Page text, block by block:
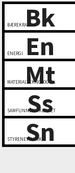
Bk
BÆREKRAFT
En
ENERGI
Mt
MATERIALTEKNOLOGI
Ss
SAMFUNNSSIKKERHET
Sn
STYRENETTVERK